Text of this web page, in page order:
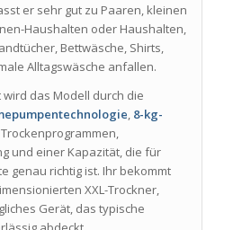
er sehr gut zu Paaren, kleinen
Haushalten oder Haushalten,
Bettwäsche, Shirts,
Alltagswäsche anfallen.
das Modell durch die
, 8-kg-
und einer Kapazität, die für
genau richtig ist. Ihr bekommt
XXL-Trockner,
Gerät, das typische